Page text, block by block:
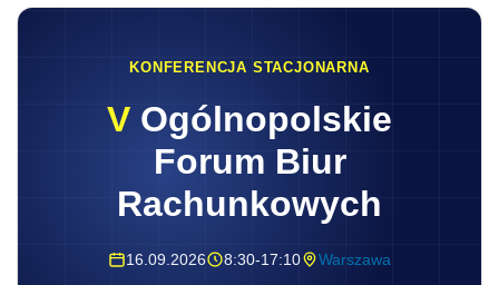
KONFERENCJA STACJONARNA
V Ogólnopolskie
Forum Biur
Rachunkowych
16.09.2026 8:30-17:10 Warszawa